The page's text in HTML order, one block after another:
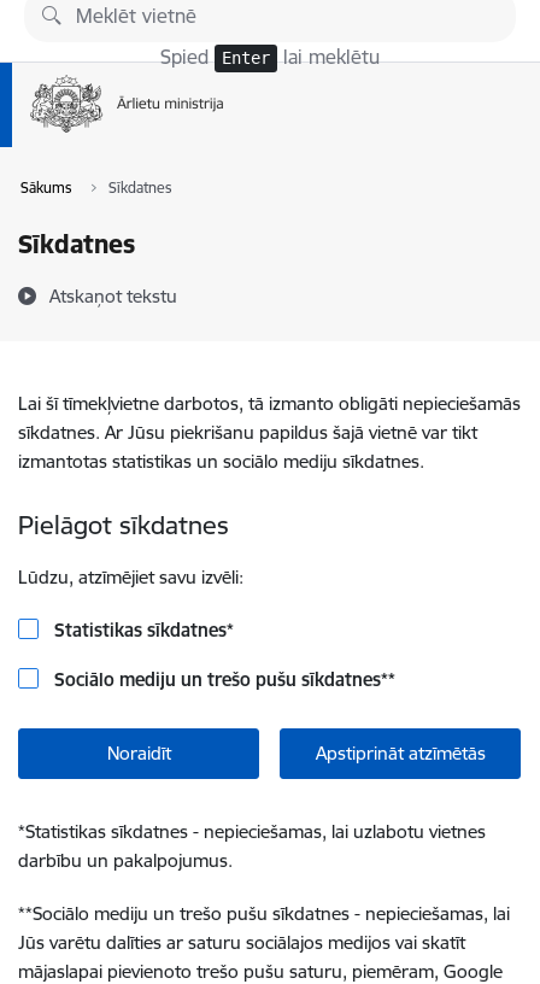
Pāriet uz lapas saturu
Spied Enter lai meklētu
Sākums Sīkdatnes
Sīkdatnes
Atskaņot tekstu
Lai šī tīmekļvietne darbotos, tā izmanto obligāti nepieciešamās
sīkdatnes. Ar Jūsu piekrišanu papildus šajā vietnē var tikt
izmantotas statistikas un sociālo mediju sīkdatnes.
Pielāgot sīkdatnes
Lūdzu, atzīmējiet savu izvēli:
Statistikas sīkdatnes*
Sociālo mediju un trešo pušu sīkdatnes**
Noraidīt Apstiprināt atzīmētās
*Statistikas sīkdatnes - nepieciešamas, lai uzlabotu vietnes
darbību un pakalpojumus.
**Sociālo mediju un trešo pušu sīkdatnes - nepieciešamas, lai
Jūs varētu dalīties ar saturu sociālajos medijos vai skatīt
mājaslapai pievienoto trešo pušu saturu, piemēram, Google